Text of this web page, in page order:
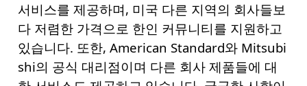
서비스를 제공하며, 미국 다른 지역의 회사들보
다 저렴한 가격으로 한인 커뮤니티를 지원하고
있습니다. 또한, American Standard와 Mitsubi
shi의 공식 대리점이며 다른 회사 제품들에 대